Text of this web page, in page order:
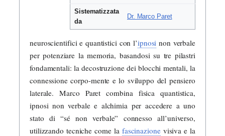
Sistematizzata
da
Dr. Marco Paret
neuroscientifici e quantistici con l’ipnosi non verbale
per potenziare la memoria, basandosi su tre pilastri
fondamentali: la decostruzione dei blocchi mentali, la
connessione corpo-mente e lo sviluppo del pensiero
laterale. Marco Paret combina fisica quantistica,
ipnosi non verbale e alchimia per accedere a uno
stato di “sé non verbale” connesso all’universo,
utilizzando tecniche come la fascinazionevisiva e la